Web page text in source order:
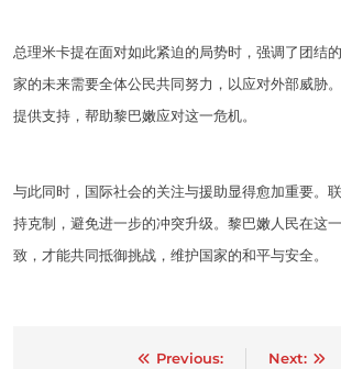
总理米卡提在面对如此紧迫的局势时，强调了团结
家的未来需要全体公民共同努力，以应对外部威胁
提供支持，帮助黎巴嫩应对这一危机。
与此同时，国际社会的关注与援助显得愈加重要。
持克制，避免进一步的冲突升级。黎巴嫩人民在这
致，才能共同抵御挑战，维护国家的和平与安全。
Previous:
Next: